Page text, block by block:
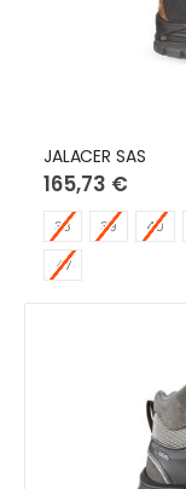
JALACER SAS
165,73 €
38 39 40
47